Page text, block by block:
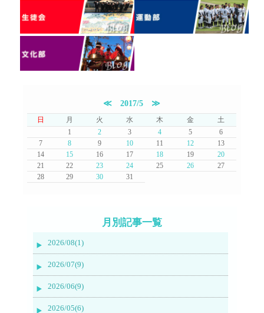
≪2017/5 ≫
日 月 火 水 木 金
土
1
2 3 4 5
6
7
8 9 10 11 12
13
14
15 16 17 18 19
20
21
22 23 24 25 26
27
28
29 30 31
月別記事一覧
2026/08(1)
2026/07(9)
2026/06(9)
2026/05(6)